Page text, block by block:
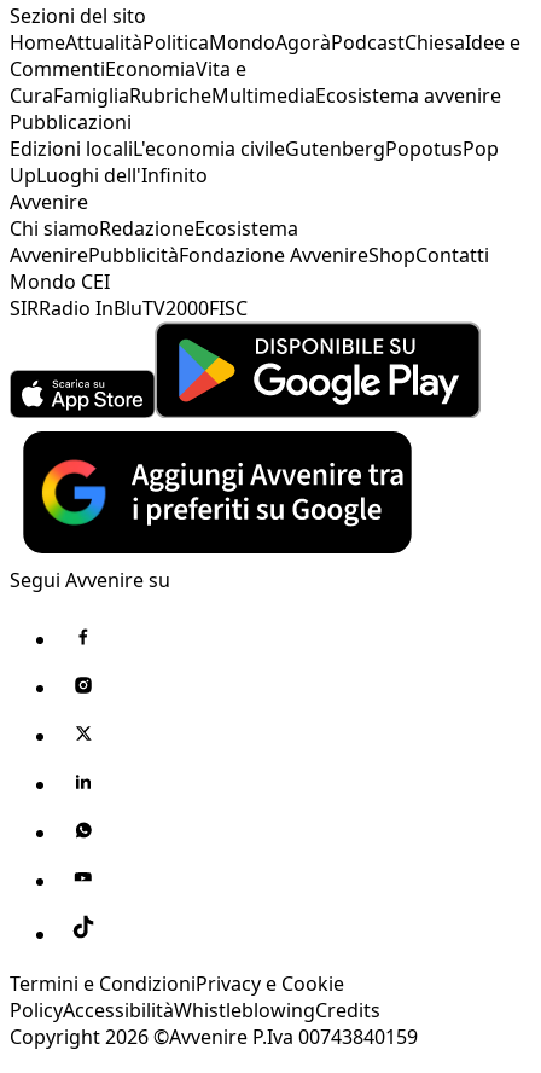
Sezioni del sito
HomeAttualitàPoliticaMondoAgoràPodcastChiesaIdee e
CommentiEconomiaVita e
CuraFamigliaRubricheMultimediaEcosistema avvenire
Pubblicazioni
Edizioni localiL'economia civileGutenbergPopotusPop
UpLuoghi dell'Infinito
Avvenire
Chi siamoRedazioneEcosistema
AvvenirePubblicitàFondazione AvvenireShopContatti
Mondo CEI
SIRRadio InBluTV2000FISC
Segui Avvenire su
Termini e CondizioniPrivacy e Cookie
PolicyAccessibilitàWhistleblowingCredits
Copyright 2026 ©Avvenire P.Iva 00743840159